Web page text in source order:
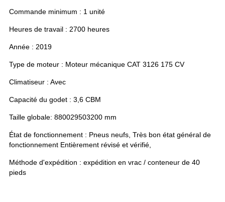
Commande minimum : 1 unité
Heures de travail : 2700 heures
Année : 2019
Type de moteur : Moteur mécanique CAT 3126 175 CV
Climatiseur : Avec
Capacité du godet : 3,6 CBM
Taille globale: 880029503200 mm
État de fonctionnement : Pneus neufs, Très bon état général de
fonctionnement Entièrement révisé et vérifié,
Méthode d'expédition : expédition en vrac / conteneur de 40
pieds